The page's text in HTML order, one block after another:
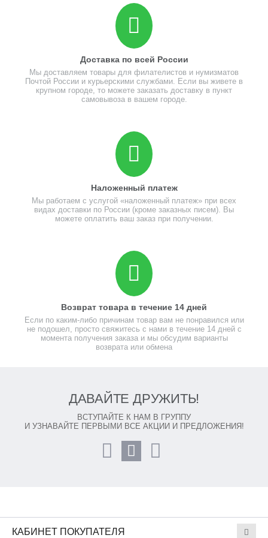
Доставка по всей России
Мы доставляем товары для филателистов и нумизматов
Почтой России и курьерскими службами. Если вы живете в
крупном городе, то можете заказать доставку в пункт
самовывоза в вашем городе.
Наложенный платеж
Мы работаем с услугой «наложенный платеж» при всех
видах доставки по России (кроме заказных писем). Вы
можете оплатить ваш заказ при получении.
Возврат товара в течение 14 дней
Если по каким-либо причинам товар вам не понравился или
не подошел, просто свяжитесь с нами в течение 14 дней с
момента получения заказа и мы обсудим варианты
возврата или обмена
ДАВАЙТЕ ДРУЖИТЬ!
ВСТУПАЙТЕ К НАМ В ГРУППУ
И УЗНАВАЙТЕ ПЕРВЫМИ ВСЕ АКЦИИ И ПРЕДЛОЖЕНИЯ!
КАБИНЕТ ПОКУПАТЕЛЯ